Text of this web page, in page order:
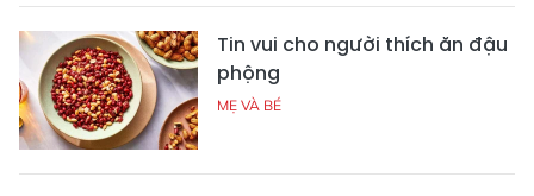
Tin vui cho người thích ăn đậu
phộng
MẸ VÀ BÉ